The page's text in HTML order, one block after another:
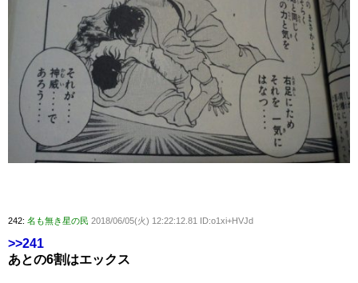
242: 名も無き星の民 2018/06/05(火) 12:22:12.81 ID:o1xi+HVJd
>>241
あとの6割はエックス